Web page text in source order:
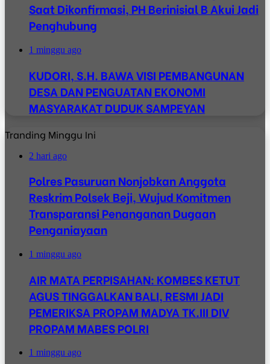
Saat Dikonfirmasi, PH Berinisial B Akui Jadi
Penghubung
1 minggu ago
KUDORI, S.H. BAWA VISI PEMBANGUNAN
DESA DAN PENGUATAN EKONOMI
MASYARAKAT DUDUK SAMPEYAN
Tranding Minggu Ini
2 hari ago
Polres Pasuruan Nonjobkan Anggota
Reskrim Polsek Beji, Wujud Komitmen
Transparansi Penanganan Dugaan
Penganiayaan
1 minggu ago
AIR MATA PERPISAHAN: KOMBES KETUT
AGUS TINGGALKAN BALI, RESMI JADI
PEMERIKSA PROPAM MADYA TK.III DIV
PROPAM MABES POLRI
1 minggu ago